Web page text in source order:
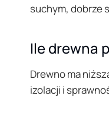
suchym, dobrze
Ile drewna
Drewno ma
izolacji i